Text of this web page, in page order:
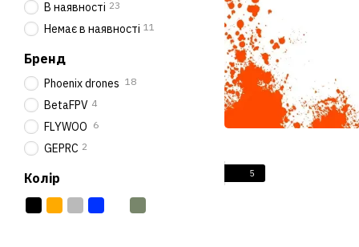
5
В наявності 23
Немає в наявності 11
Бренд
Phoenix drones 18
BetaFPV 4
FLYWOO 6
GEPRC 2
Колір